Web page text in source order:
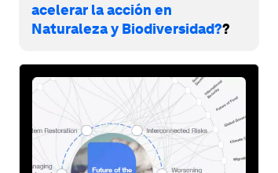
acelerar la acción en
Naturaleza y Biodiversidad??